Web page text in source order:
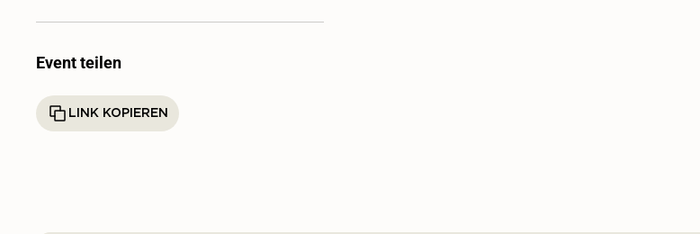
Event teilen
LINK KOPIEREN